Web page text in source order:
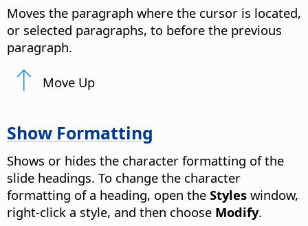
Moves the paragraph where the cursor is located,
or selected paragraphs, to before the previous
paragraph.
Move Up
Show Formatting
Shows or hides the character formatting of the
slide headings. To change the character
formatting of a heading, open the Styles window,
right-click a style, and then choose Modify.